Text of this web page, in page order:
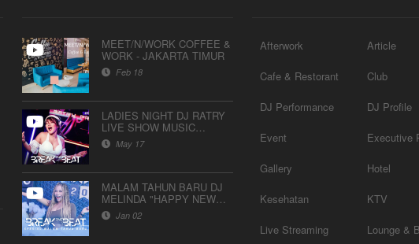
MEET/N/WORK COFFEE &
WORK - JAKARTA TIMUR
Feb 18
LADIES NIGHT DJ RATRY
LIVE SHOW MUSIC
BREAKBEAT AND JUNGLE
DUTCHMay 17
MALAM TAHUN BARU DJ
MELINDA "HAPPY NEW
YEAR 2020" - 31/12/2019
Jan 02
Afterwork
Cafe & Restorant
DJ Performance
Event
Gallery
Kesehatan
Live Streaming
Article
Club
DJ Profile
Executive
Hotel
KTV
Lounge &